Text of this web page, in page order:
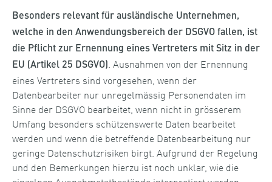
Besonders relevant für ausländische Unternehmen,
welche in den Anwendungsbereich der DSGVO fallen, ist
die Pflicht zur Ernennung eines Vertreters mit Sitz in der
EU (Artikel 25 DSGVO)
. Ausnahmen von der Ernennung
eines Vertreters sind vorgesehen, wenn der
Datenbearbeiter nur unregelmässig Personendaten im
Sinne der DSGVO bearbeitet, wenn nicht in grösserem
Umfang besonders schützenswerte Daten bearbeitet
werden und wenn die betreffende Datenbearbeitung nur
geringe Datenschutzrisiken birgt. Aufgrund der Regelung
und den Bemerkungen hierzu ist noch unklar, wie die